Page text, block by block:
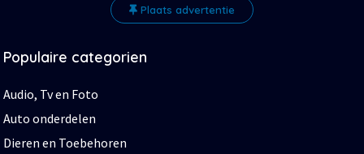
Plaats advertentie
Populaire categorien
Audio, Tv en Foto
Auto onderdelen
Dieren en Toebehoren